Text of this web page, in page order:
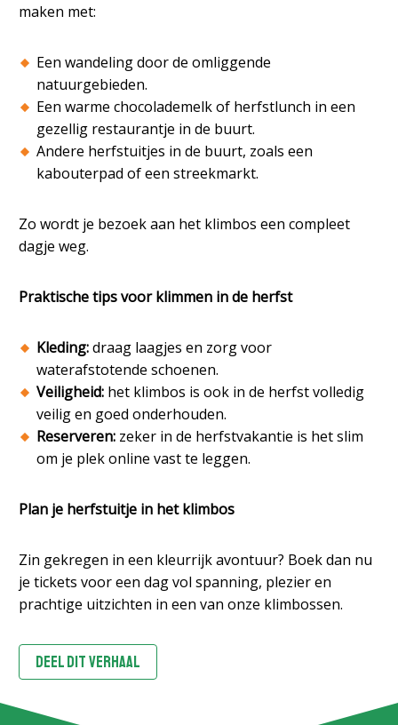
maken met:
Een wandeling door de omliggende
natuurgebieden.
Een warme chocolademelk of herfstlunch in een
gezellig restaurantje in de buurt.
Andere herfstuitjes in de buurt, zoals een
kabouterpad of een streekmarkt.
Zo wordt je bezoek aan het klimbos een compleet
dagje weg.
Praktische tips voor klimmen in de herfst
Kleding:draag laagjes en zorg voor
waterafstotende schoenen.
Veiligheid: het klimbos is ook in de herfst volledig
veilig en goed onderhouden.
Reserveren: zeker in de herfstvakantie is het slim
om je plek online vast te leggen.
Plan je herfstuitje in het klimbos
Zin gekregen in een kleurrijk avontuur? Boek dan nu
je tickets voor een dag vol spanning, plezier en
prachtige uitzichten in een van onze klimbossen.
DEEL DIT VERHAAL